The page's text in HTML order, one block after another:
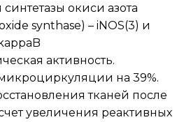
окиси азота
synthase) – iNOS(3) и
активность.
на 39%.
тканей после
увеличения реактивных